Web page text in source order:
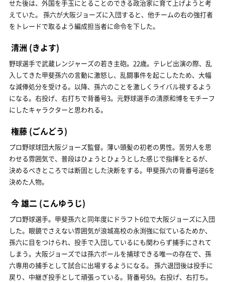
せた後は、外国を手玉にとることのできる政治家に育て上げようと考
えていた。 孫六が大阪ジョーズに入団すると、他チームの右の強打者
をトレードで取るよう編成担当者に命令を下した。
清洲 (きよす)
野球選手で武蔵レンジャーズの若き主砲。22歳。テレビ出演の際、乱
入してきた甲斐孫六の言動に激怒し、乱闘事件を起こしたため、大幅
な減俸処分を受ける。以降、孫六のことを激しくライバル視するよう
になる。右投げ、右打ちで背番号3。元野球選手の清原和博をモチーフ
にしたキャラクターと思われる。
権藤 (ごんどう)
プロ野球球団大阪ジョーズ監督。薄い頭髪の初老の男性。苦労人を思
わせる雰囲気で、普段はひょうとひょうとした感じで指揮をとるが、
決めるべきところでは断固とした決断をする。甲斐孫六の背番号逆6を
決めた人物。
今 雄二 (こんゆうじ)
プロ野球選手。甲斐孫六と同年度にドラフト6位で大阪ジョーズに入団
した。眼鏡でさえない雰囲気が浪城高校の永渕強に似ているためか、
孫六に目をつけられ、投手で入団しているにも関わらず捕手にされて
しまう。大阪ジョーズでは孫六ボールを捕球できる唯一の存在で、孫
六専用の捕手として試合に出場するようになる。 孫六退団後は投手に
戻り、中継ぎ投手として頑張っている。背番号59。右投げ、右打ち。